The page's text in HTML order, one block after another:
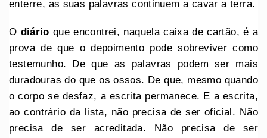
enterre, as suas palavras continuem a cavar a terra.
O diário que encontrei, naquela caixa de cartão, é a
prova de que o depoimento pode sobreviver como
testemunho. De que as palavras podem ser mais
duradouras do que os ossos. De que, mesmo quando
o corpo se desfaz, a escrita permanece. E a escrita,
ao contrário da lista, não precisa de ser oficial. Não
precisa de ser acreditada. Não precisa de ser